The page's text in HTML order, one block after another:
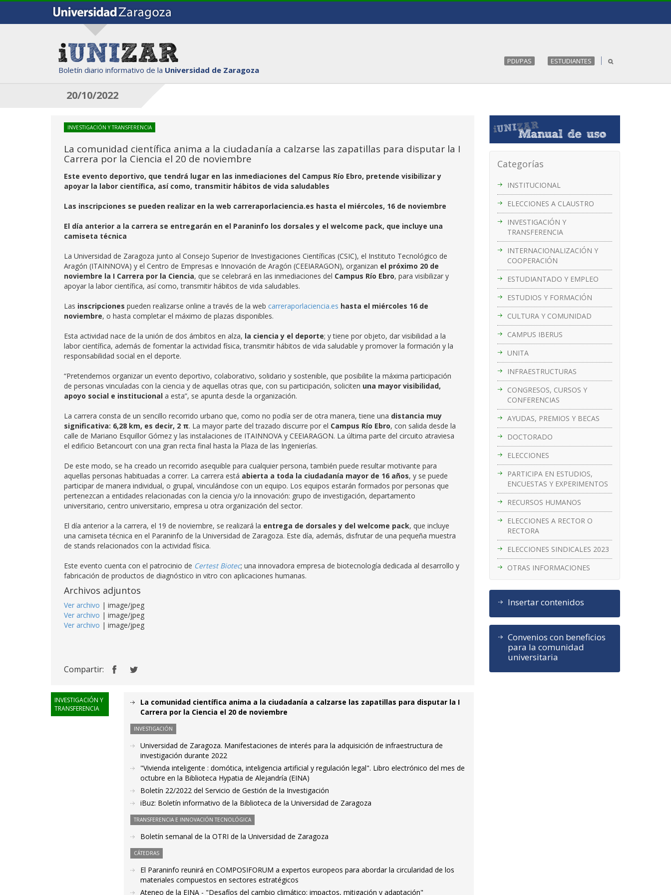
Boletín diario informativo de la Universidad de Zaragoza
PDI/PAS ESTUDIANTES
20/10/2022
Categorías
INSTITUCIONAL
ELECCIONES A CLAUSTRO
INVESTIGACIÓN Y
TRANSFERENCIA
INTERNACIONALIZACIÓN Y
COOPERACIÓN
ESTUDIANTADO Y EMPLEO
ESTUDIOS Y FORMACIÓN
CULTURA Y COMUNIDAD
CAMPUS IBERUS
UNITA
INFRAESTRUCTURAS
CONGRESOS, CURSOS Y
CONFERENCIAS
AYUDAS, PREMIOS Y BECAS
DOCTORADO
ELECCIONES
PARTICIPA EN ESTUDIOS,
ENCUESTAS Y EXPERIMENTOS
RECURSOS HUMANOS
ELECCIONES A RECTOR O
RECTORA
ELECCIONES SINDICALES 2023
OTRAS INFORMACIONES
Insertar contenidos
Convenios con beneficios
para la comunidad
universitaria
INVESTIGACIÓN Y TRANSFERENCIA
La comunidad científica anima a la ciudadanía a calzarse las zapatillas para disputar la I
Carrera por la Ciencia el 20 de noviembre
Este evento deportivo, que tendrá lugar en las inmediaciones del Campus Río Ebro, pretende visibilizar y
apoyar la labor científica, así como, transmitir hábitos de vida saludables
Las inscripciones se pueden realizar en la web carreraporlaciencia.es hasta el miércoles, 16 de noviembre
El día anterior a la carrera se entregarán en el Paraninfo los dorsales y el welcome pack, que incluye una
camiseta técnica
La Universidad de Zaragoza junto al Consejo Superior de Investigaciones Científicas (CSIC), el Instituto Tecnológico de
Aragón (ITAINNOVA) y el Centro de Empresas e Innovación de Aragón (CEEIARAGON), organizan el próximo 20 de
noviembre la I Carrera por la Ciencia, que se celebrará en las inmediaciones del Campus Río Ebro, para visibilizar y
apoyar la labor científica, así como, transmitir hábitos de vida saludables.
Las inscripciones pueden realizarse online a través de la web carreraporlaciencia.es hasta el miércoles 16 de
noviembre, o hasta completar el máximo de plazas disponibles.
Esta actividad nace de la unión de dos ámbitos en alza, la ciencia y el deporte; y tiene por objeto, dar visibilidad a la
labor científica, además de fomentar la actividad física, transmitir hábitos de vida saludable y promover la formación y la
responsabilidad social en el deporte.
“Pretendemos organizar un evento deportivo, colaborativo, solidario y sostenible, que posibilite la máxima participación
de personas vinculadas con la ciencia y de aquellas otras que, con su participación, soliciten una mayor visibilidad,
apoyo social e institucional a esta”, se apunta desde la organización.
La carrera consta de un sencillo recorrido urbano que, como no podía ser de otra manera, tiene una distancia muy
significativa: 6,28 km, es decir, 2 π. La mayor parte del trazado discurre por el Campus Río Ebro, con salida desde la
calle de Mariano Esquillor Gómez y las instalaciones de ITAINNOVA y CEEIARAGON. La última parte del circuito atraviesa
el edificio Betancourt con una gran recta final hasta la Plaza de las Ingenierías.
De este modo, se ha creado un recorrido asequible para cualquier persona, también puede resultar motivante para
aquellas personas habituadas a correr. La carrera está abierta a toda la ciudadanía mayor de 16 años, y se puede
participar de manera individual, o grupal, vinculándose con un equipo. Los equipos estarán formados por personas que
pertenezcan a entidades relacionadas con la ciencia y/o la innovación: grupo de investigación, departamento
universitario, centro universitario, empresa u otra organización del sector.
El día anterior a la carrera, el 19 de noviembre, se realizará la entrega de dorsales y del welcome pack, que incluye
una camiseta técnica en el Paraninfo de la Universidad de Zaragoza. Este día, además, disfrutar de una pequeña muestra
de stands relacionados con la actividad física.
Este evento cuenta con el patrocinio de Certest Biotec; una innovadora empresa de biotecnología dedicada al desarrollo y
fabricación de productos de diagnóstico in vitro con aplicaciones humanas.
Archivos adjuntos
Ver archivo | image/jpeg
Ver archivo | image/jpeg
Ver archivo | image/jpeg
Compartir:
INVESTIGACIÓN Y
TRANSFERENCIA
La comunidad científica anima a la ciudadanía a calzarse las zapatillas para disputar la I
Carrera por la Ciencia el 20 de noviembre
INVESTIGACIÓN
Universidad de Zaragoza. Manifestaciones de interés para la adquisición de infraestructura de
investigación durante 2022
"Vivienda inteligente : domótica, inteligencia artificial y regulación legal". Libro electrónico del mes de
octubre en la Biblioteca Hypatia de Alejandría (EINA)
Boletín 22/2022 del Servicio de Gestión de la Investigación
iBuz: Boletín informativo de la Biblioteca de la Universidad de Zaragoza
TRANSFERENCIA E INNOVACIÓN TECNOLÓGICA
Boletín semanal de la OTRI de la Universidad de Zaragoza
CÁTEDRAS
El Paraninfo reunirá en COMPOSIFORUM a expertos europeos para abordar la circularidad de los
materiales compuestos en sectores estratégicos
Ateneo de la EINA - "Desafíos del cambio climático: impactos, mitigación y adaptación"